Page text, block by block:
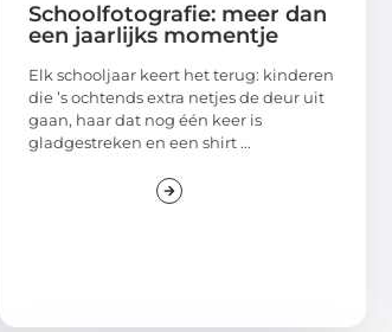
Schoolfotografie: meer dan
een jaarlijks momentje
Elk schooljaar keert het terug: kinderen
die ’s ochtends extra netjes de deur uit
gaan, haar dat nog één keer is
gladgestreken en een shirt ...